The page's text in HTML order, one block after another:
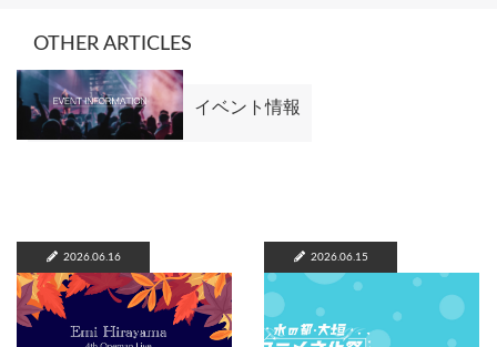
OTHER ARTICLES
イベント情報
2026.06.16 2026.06.15